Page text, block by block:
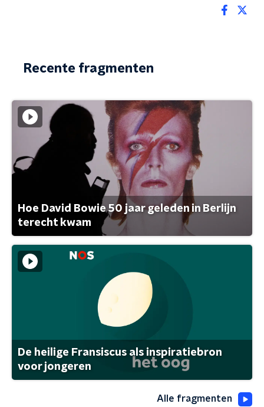
Recente fragmenten
Hoe David Bowie 50 jaar geleden in Berlijn
terecht kwam
De heilige Fransiscus als inspiratiebron
voor jongeren
Alle fragmenten